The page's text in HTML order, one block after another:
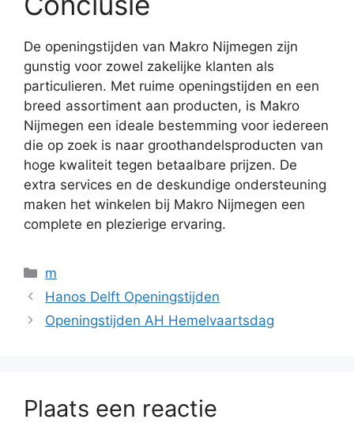
De openingstijden van Makro Nijmegen zijn
gunstig voor zowel zakelijke klanten als
particulieren. Met ruime openingstijden en een
breed assortiment aan producten, is Makro
Nijmegen een ideale bestemming voor iedereen
die op zoek is naar groothandelsproducten van
hoge kwaliteit tegen betaalbare prijzen. De
extra services en de deskundige ondersteuning
maken het winkelen bij Makro Nijmegen een
complete en plezierige ervaring.
Categorieën
m
Hanos Delft Openingstijden
Openingstijden AH Hemelvaartsdag
Plaats een reactie